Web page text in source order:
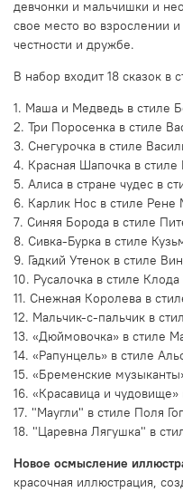
девчонки и мальчишки и
свое место во взрослении
честности и дружбе.
В набор входит 18 сказок в
1. Маша и Медведь в стиле
2. Три Поросенка в стиле
3. Снегурочка в стиле
4. Красная Шапочка в
5. Алиса в стране чудес в
6. Карлик Нос в стиле Рене
7. Синяя Борода в стиле
8. Сивка-Бурка в стиле
9. Гадкий Утенок в стиле
10. Русалочка в стиле
11. Снежная Королева в
12. Мальчик-с-пальчик в
13. «Дюймовочка» в стиле
14. «Рапунцель» в стиле
15. «Бременские
16. «Красавица и
17. "Маугли" в
18. "Царевна Лягушка" в
Новое осмысление
красочная иллюстрация,